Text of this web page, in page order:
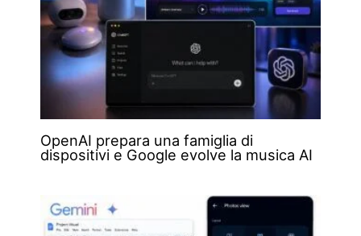
OpenAI prepara una famiglia di
dispositivi e Google evolve la musica AI